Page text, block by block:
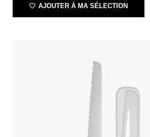
AJOUTER À MA SÉLECTION